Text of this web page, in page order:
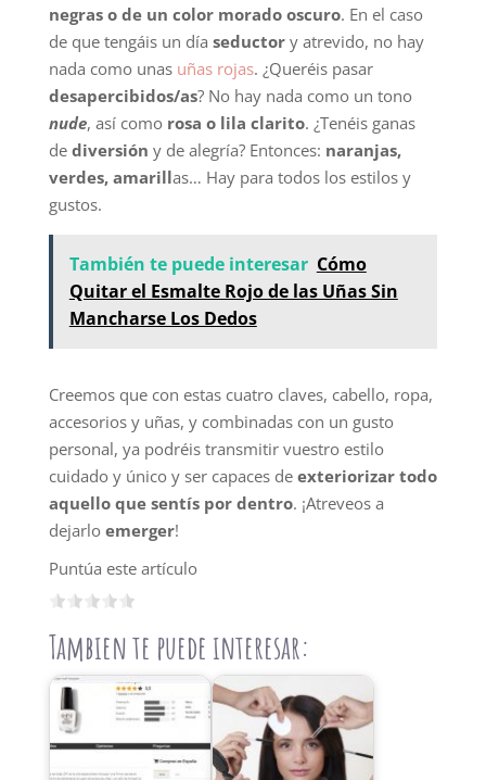
negras o de un color morado oscuro. En el caso
de que tengáis un día seductor y atrevido, no hay
nada como unas uñas rojas. ¿Queréis pasar
desapercibidos/as? No hay nada como un tono
nude, así como rosa o lila clarito. ¿Tenéis ganas
de diversión y de alegría? Entonces: naranjas,
verdes, amarillas… Hay para todos los estilos y
gustos.
También te puede interesar Cómo
Quitar el Esmalte Rojo de las Uñas Sin
Mancharse Los Dedos
Creemos que con estas cuatro claves, cabello, ropa,
accesorios y uñas, y combinadas con un gusto
personal, ya podréis transmitir vuestro estilo
cuidado y único y ser capaces de exteriorizar todo
aquello que sentís por dentro. ¡Atreveos a
dejarlo emerger!
Puntúa este artículo
Tambien te puede interesar: